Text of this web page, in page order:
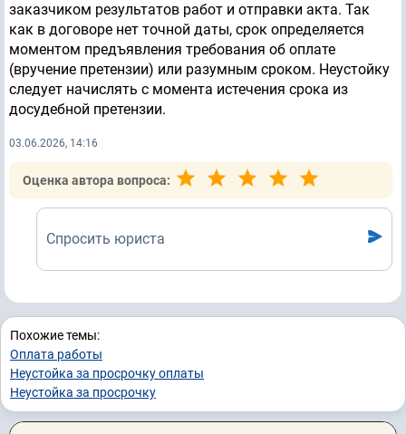
заказчиком результатов работ и отправки акта. Так
как в договоре нет точной даты, срок определяется
моментом предъявления требования об оплате
(вручение претензии) или разумным сроком. Неустойку
следует начислять с момента истечения срока из
досудебной претензии.
03.06.2026, 14:16
Оценка автора вопроса:
Спросить юриста
Похожие темы:
Оплата работы
Неустойка за просрочку оплаты
Неустойка за просрочку